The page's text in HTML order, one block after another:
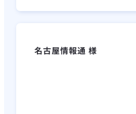
名古屋情報通 様